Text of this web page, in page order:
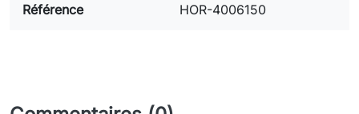
Référence HOR-4006150